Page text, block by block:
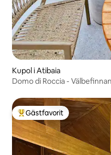
Kupol i Atibaia
Domo di Roccia -
Populär gästfavorit
Gästfavorit